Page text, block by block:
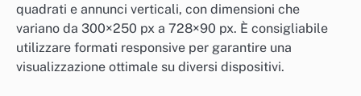
quadrati e annunci verticali, con dimensioni che
variano da 300×250 px a 728×90 px. È consigliabile
utilizzare formati responsive per garantire una
visualizzazione ottimale su diversi dispositivi.